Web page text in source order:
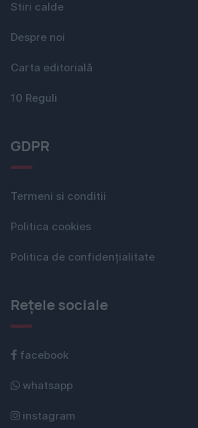
Stiri calde
Despre noi
Carta editorială
10 Reguli
GDPR
Termeni si conditii
Politica cookies
Politica de confidențialitate
Rețele sociale
facebook
whatsapp
instagram